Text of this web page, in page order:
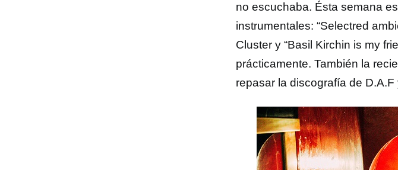
no escuchaba. Ésta semana
instrumentales: “Selectred
Cluster y “Basil Kirchin is my
prácticamente. También la
repasar la discografía de